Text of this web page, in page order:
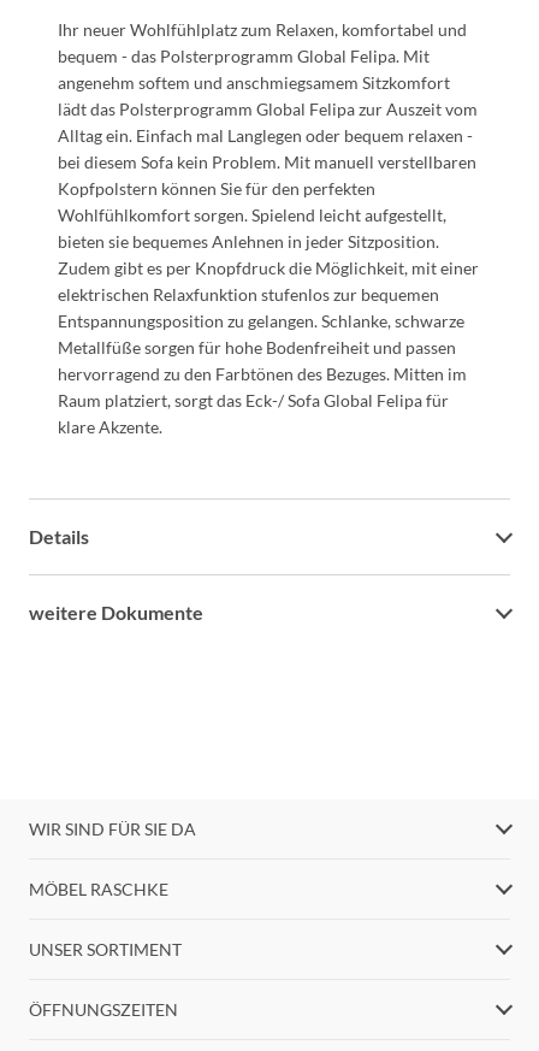
Ihr neuer Wohlfühlplatz zum Relaxen, komfortabel und
bequem - das Polsterprogramm Global Felipa. Mit
angenehm softem und anschmiegsamem Sitzkomfort
lädt das Polsterprogramm Global Felipa zur Auszeit vom
Alltag ein. Einfach mal Langlegen oder bequem relaxen -
bei diesem Sofa kein Problem. Mit manuell verstellbaren
Kopfpolstern können Sie für den perfekten
Wohlfühlkomfort sorgen. Spielend leicht aufgestellt,
bieten sie bequemes Anlehnen in jeder Sitzposition.
Zudem gibt es per Knopfdruck die Möglichkeit, mit einer
elektrischen Relaxfunktion stufenlos zur bequemen
Entspannungsposition zu gelangen. Schlanke, schwarze
Metallfüße sorgen für hohe Bodenfreiheit und passen
hervorragend zu den Farbtönen des Bezuges. Mitten im
Raum platziert, sorgt das Eck-/ Sofa Global Felipa für
klare Akzente.
Details
weitere Dokumente
WIR SIND FÜR SIE DA
MÖBEL RASCHKE
UNSER SORTIMENT
ÖFFNUNGSZEITEN